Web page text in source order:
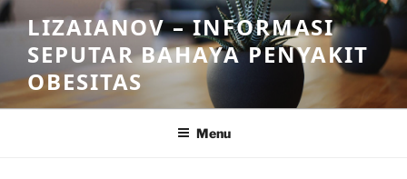
Skip
to
content
LIZAIANOV – INFORMASI
SEPUTAR BAHAYA PENYAKIT
OBESITAS
Menu